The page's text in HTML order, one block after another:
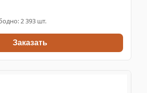
2 393 шт.
Заказать